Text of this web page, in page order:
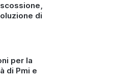
di
per la
di Pmi e